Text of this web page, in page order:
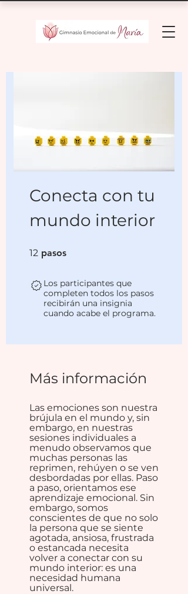
Conecta con tu
mundo interior
12 pasos
Los participantes que
completen todos los pasos
recibirán una insignia
cuando acabe el programa.
Más información
Las emociones son nuestra
brújula en el mundo y, sin
embargo, en nuestras
sesiones individuales a
menudo observamos que
muchas personas las
reprimen, rehúyen o se ven
desbordadas por ellas. Paso
a paso, orientamos ese
aprendizaje emocional. Sin
embargo, somos
conscientes de que no solo
la persona que se siente
agotada, ansiosa, frustrada
o estancada necesita
volver a conectar con su
mundo interior: es una
necesidad humana
universal.